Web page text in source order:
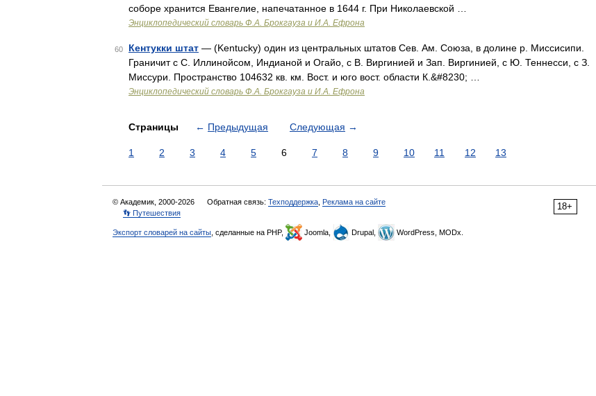
соборе хранится Евангелие, напечатанное в 1644 г. При Николаевской …
Энциклопедический словарь Ф.А. Брокгауза и И.А. Ефрона
60 Кентукки штат — (Kentucky) один из центральных штатов Сев. Ам. Союза, в долине р. Миссисипи.
Граничит с С. Иллинойсом, Индианой и Огайо, с В. Виргинией и Зап. Виргинией, с Ю. Теннесси, с З.
Миссури. Пространство 104632 кв. км. Вост. и юго вост. области К.&#8230; …
Энциклопедический словарь Ф.А. Брокгауза и И.А. Ефрона
Страницы ← Предыдущая Следующая →
1 2 3 4 5 6 7 8 9 10 11 12 13
18+
© Академик, 2000-2026 Обратная связь: Техподдержка Реклама на сайте
👣 Путешествия
Экспорт словарей на сайты , сделанные на PHP, Joomla, Drupal, WordPress, MODx.